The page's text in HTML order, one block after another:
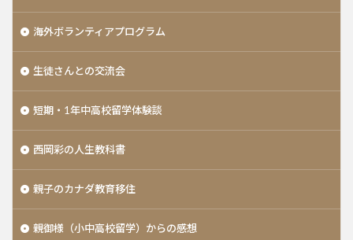
海外ボランティアプログラム
生徒さんとの交流会
短期・1年中高校留学体験談
西岡彩の人生教科書
親子のカナダ教育移住
親御様（小中高校留学）からの感想